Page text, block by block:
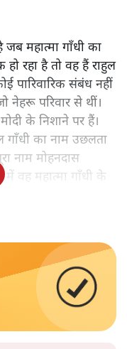
महात्मा गाँधी का
हो रहा है तो वह हैं राहुल
पारिवारिक संबंध नहीं
नेहरू परिवार से थीं।
के निशाने पर हैं।
का नाम उछलता
नाम मोहनदास
वह महात्मा गाँधी के